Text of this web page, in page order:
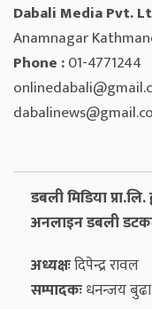
Dabali Media Pvt.
Anamnagar
Phone :01-4771244
डबली मिडिया
अनलाइन डबली
अध्यक्षःदिपेन्द्र रावल
सम्पादकःधनन्‍जय बुढा